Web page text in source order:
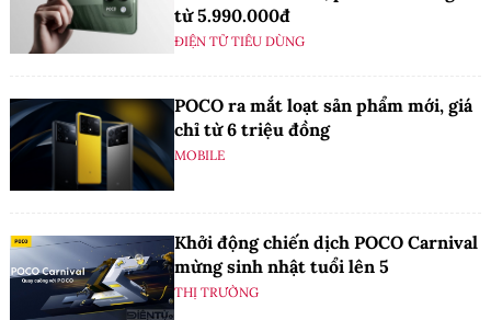
từ 5.990.000đ
ĐIỆN TỬ TIÊU DÙNG
POCO ra mắt loạt sản phẩm mới, giá
chỉ từ 6 triệu đồng
MOBILE
Khởi động chiến dịch POCO Carnival
mừng sinh nhật tuổi lên 5
THỊ TRƯỜNG